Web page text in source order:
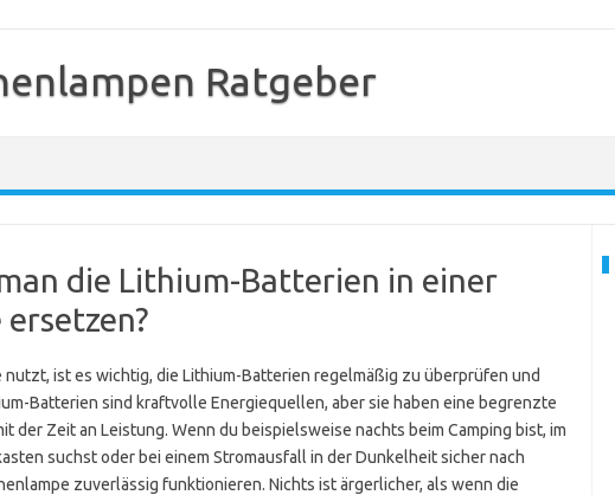
Ratgeber
die Lithium-Batterien in einer
nutzt, ist es wichtig, die Lithium-Batterien regelmäßig zu überprüfen und
Batterien sind kraftvolle Energiequellen, aber sie haben eine begrenzte
der Zeit an Leistung. Wenn du beispielsweise nachts beim Camping bist, im
suchst oder bei einem Stromausfall in der Dunkelheit sicher nach
zuverlässig funktionieren. Nichts ist ärgerlicher, als wenn die